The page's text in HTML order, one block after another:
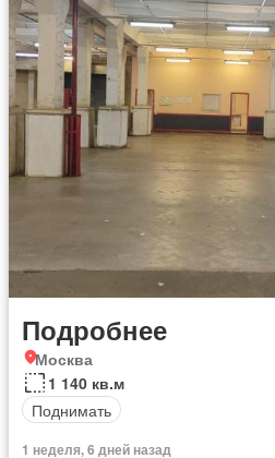
Подробнее
Москва
1 140 кв.м
Поднимать
1 неделя, 6 дней назад